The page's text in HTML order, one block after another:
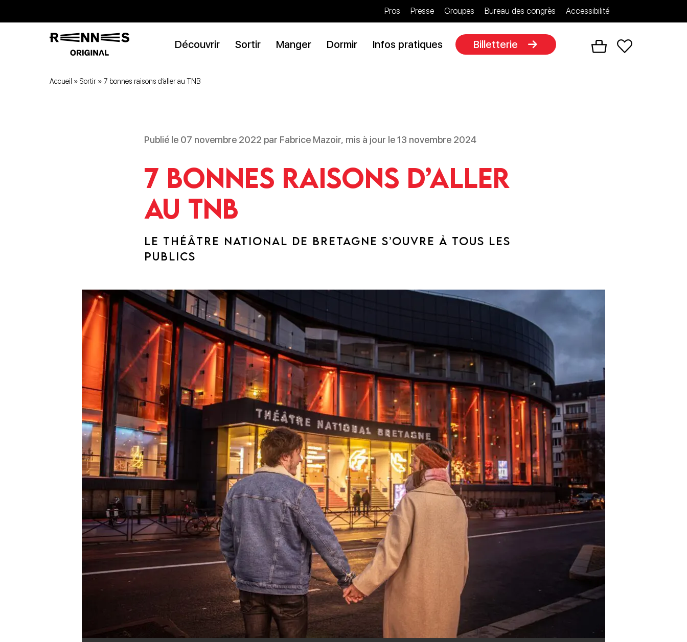
Pros Presse Groupes Bureau des congrès Accessibilité
Découvrir Sortir Manger Dormir Infos pratiques Billetterie
Accueil » Sortir » 7 bonnes raisons d’aller au TNB
Publié le 07 novembre 2022 par Fabrice Mazoir, mis à jour le 13 novembre 2024
7 bonnes raisons d’aller
au TNB
LE THÉÂTRE NATIONAL DE BRETAGNE S’OUVRE À TOUS LES
PUBLICS